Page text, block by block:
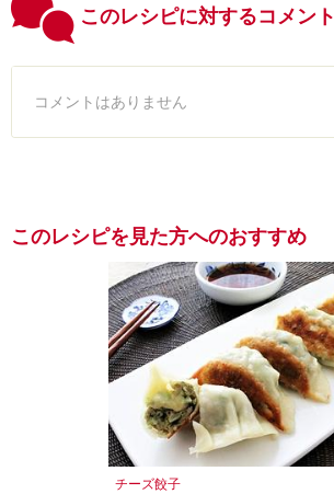
このレシピに対するコメント
コメントはありません
このレシピを見た方へのおすすめ
チーズ餃子